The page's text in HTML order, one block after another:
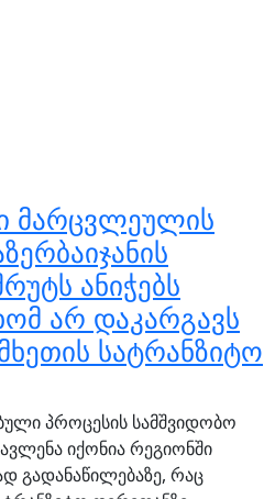
მარცვლეულის
ანიჭებს
არ დაკარგავს
სატრანზიტო
პროცესის სამშვიდობო
იქონია რეგიონში
გადანაწილებაზე, რაც